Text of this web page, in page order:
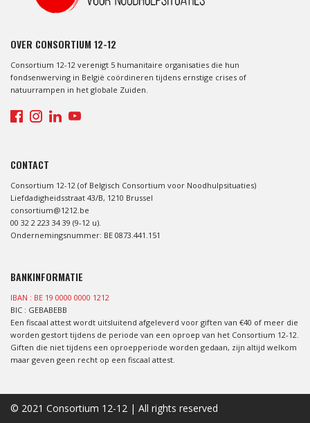
OVER CONSORTIUM 12-12
Consortium 12-12 verenigt 5 humanitaire organisaties die hun
fondsenwerving in België coördineren tijdens ernstige crises of
natuurrampen in het globale Zuiden.
CONTACT
Consortium 12-12 (of Belgisch Consortium voor Noodhulpsituaties)
Liefdadigheidsstraat 43/B, 1210 Brussel
consortium@1212.be
00 32 2 223 34 39 (9-12 u).
Ondernemingsnummer: BE 0873.441.151
BANKINFORMATIE
IBAN : BE 19 0000 0000 1212
BIC : GEBABEBB
Een fiscaal attest wordt uitsluitend afgeleverd voor giften van €40 of meer die
worden gestort tijdens de periode van een oproep van het Consortium 12-12.
Giften die niet tijdens een oproepperiode worden gedaan, zijn altijd welkom
maar geven geen recht op een fiscaal attest.
© 2021 Consortium 12-12 | All rights reserved